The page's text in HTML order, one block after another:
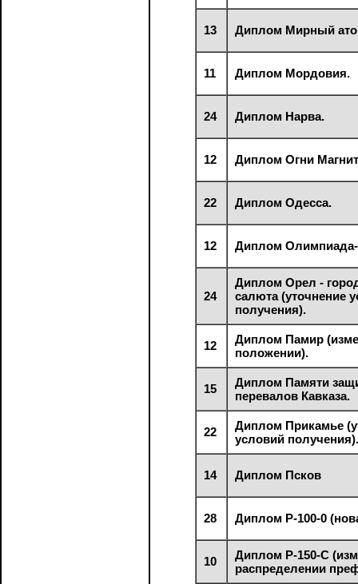
13 Диплом Мирный
11 Диплом Мордовия.
24 Диплом Нарва.
12 Диплом Огни
22 Диплом Одесса.
12 Диплом
24
Диплом Орел -
салюта (уточнение
получения).
12
Диплом Памир
положении).
15
Диплом Памяти
перевалов Кавказа.
22
Диплом Прикамье
условий
14 Диплом Псков
28 Диплом Р-100-0
10
Диплом Р-150-С
распределении